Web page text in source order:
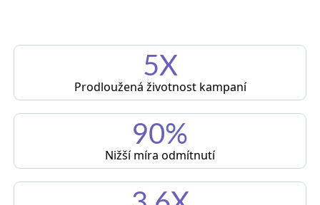
5X
Prodloužená životnost kampaní
90%
Nižší míra odmítnutí